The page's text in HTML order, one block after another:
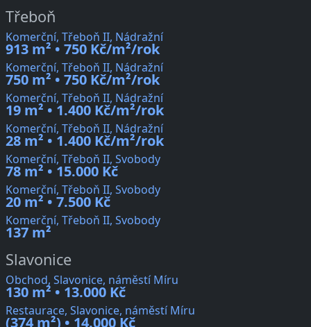
Třeboň
Komerční, Třeboň II, Nádražní
913 m² • 750 Kč/m²/rok
Komerční, Třeboň II, Nádražní
750 m² • 750 Kč/m²/rok
Komerční, Třeboň II, Nádražní
19 m² • 1.400 Kč/m²/rok
Komerční, Třeboň II, Nádražní
28 m² • 1.400 Kč/m²/rok
Komerční, Třeboň II, Svobody
78 m² • 15.000 Kč
Komerční, Třeboň II, Svobody
20 m² • 7.500 Kč
Komerční, Třeboň II, Svobody
137 m²
Slavonice
Obchod, Slavonice, náměstí Míru
130 m² • 13.000 Kč
Restaurace, Slavonice, náměstí Míru
(374 m²) • 14.000 Kč